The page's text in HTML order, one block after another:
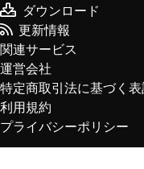
ダウンロード
更新情報
関連サービス
運営会社
特定商取引法に基づく
利用規約
プライバシーポリシー